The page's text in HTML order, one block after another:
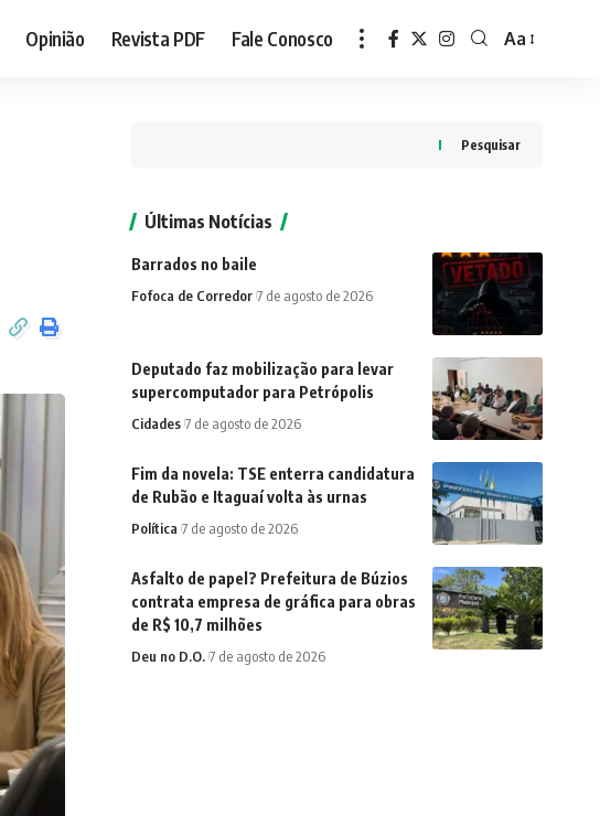
Opinião Revista PDF Fale Conosco
Font
Aa
Pesquisar
Últimas Notícias
Barrados no baile
Fofoca de Corredor 7 de agosto de 2026
Deputado faz mobilização para levar
supercomputador para Petrópolis
Cidades 7 de agosto de 2026
Fim da novela: TSE enterra candidatura
de Rubão e Itaguaí volta às urnas
Política 7 de agosto de 2026
Asfalto de papel? Prefeitura de Búzios
contrata empresa de gráfica para obras
de R$ 10,7 milhões
Deu no D.O. 7 de agosto de 2026